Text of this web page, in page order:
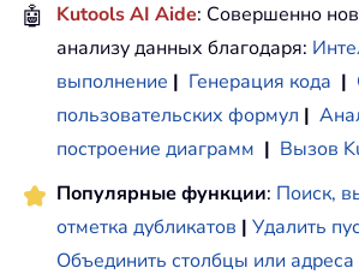
🤖 Kutools AI Aide: Совершенно
анализу данных благодаря:
выполнение | Генерация кода |
пользовательских формул |
построение диаграмм | Вызов
Популярные функции: Поиск,
отметка дубликатов | Удалить
Объединить столбцы или адреса